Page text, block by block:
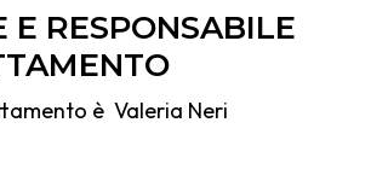
E RESPONSABILE
è Valeria Neri